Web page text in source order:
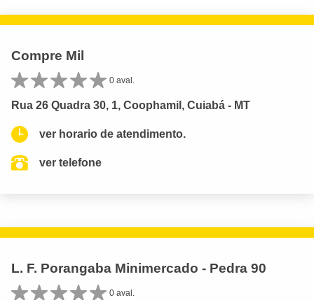
Compre Mil
0 aval.
Rua 26 Quadra 30, 1, Coophamil, Cuiabá - MT
ver horario de atendimento.
ver telefone
L. F. Porangaba Minimercado - Pedra 90
0 aval.